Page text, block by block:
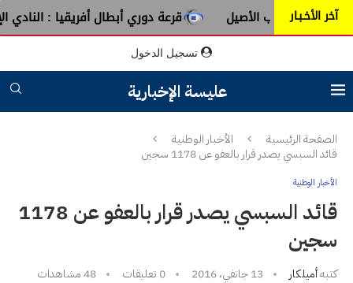
آخر الأخـبـار
عبق الطرب الأصيل قرعة دوري أبطال أفريقيا : النادي
تسجيل الدخول
عليسة الإخبارية
الصفحة الرئيسية
الأخبار الوطنية
قائد السبسي يصدر قرار بالعفو عن 1178 سجين
الأخبار الوطنية
قائد السبسي يصدر قرار بالعفو عن 1178
سجين
كتبهأميلكار 13 جانفي، 2016 0 تعليقات 48مشاهدات